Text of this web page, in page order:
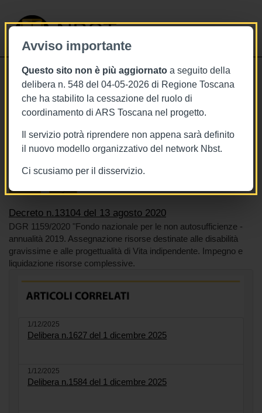
Avviso importante
Questo sito non è più aggiornato a seguito della
delibera n. 548 del 04-05-2026 di Regione Toscana
che ha stabilito la cessazione del ruolo di
coordinamento di ARS Toscana nel progetto.
Il servizio potrà riprendere non appena sarà definito
il nuovo modello organizzativo del network Nbst.
Ci scusiamo per il disservizio.
NBST
13/8/2020
Decreto n.13104 del 13 agosto 2020
Tags Toscana
BURT Bollettino della regione toscana
Disabilità
Decreto n.13104 del 13 agosto 2020
DGR 1159/2020 "Fondo nazionale per le non autosufficienze -
annualità 2019. Assegnazione risorse destinate alle disabilità
gravissime e alle progettualità di Vita indipendente. Impegno e
liquidazione risorse complessive.
1/12/2025
Delibera n.1627 del 1 dicembre 2025
1/12/2025
Delibera n.1584 del 1 dicembre 2025